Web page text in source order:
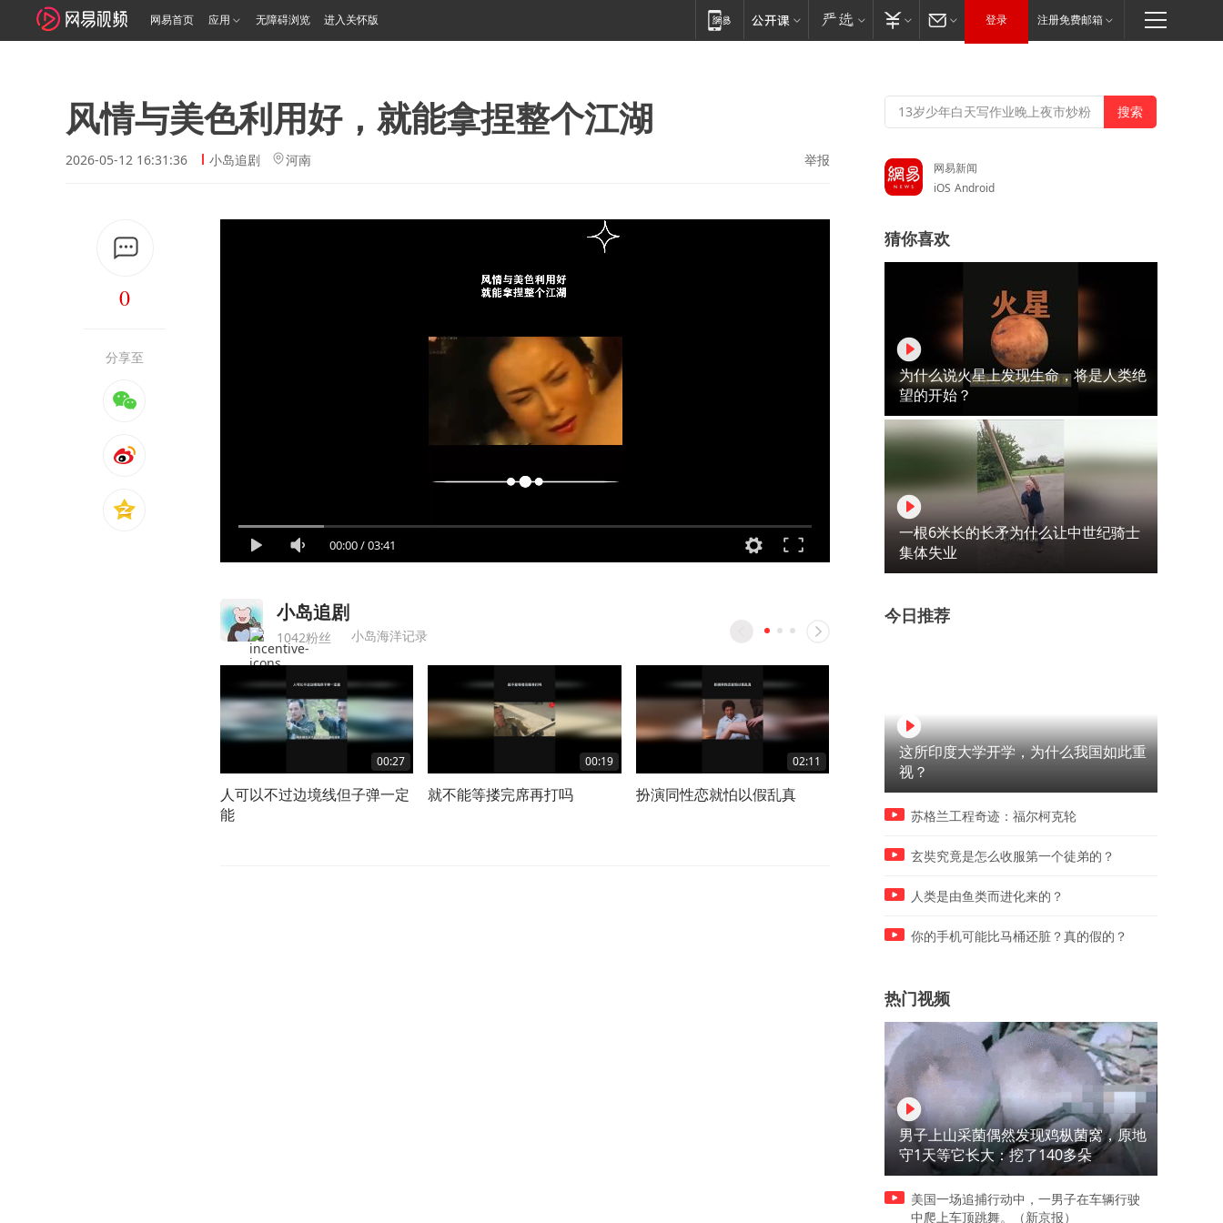
网易首页 应用 无障碍浏览 进入关怀版 登录 注册免费邮箱
风情与美色利用好，就能拿捏整个江湖
2026-05-12 16:31:36 小岛追剧 河南 举报
0
分享至
00:00/03:41
小岛追剧
1042粉丝 小岛海洋记录
00:27
人可以不过边境线但子弹一定
能
00:19
就不能等搂完席再打吗
02:11
扮演同性恋就怕以假乱真
01:08
行业不同吃饭的意思也不同 便宜铜匠不如便宜我
网易新闻
iOS Android
猜你喜欢
为什么说火星上发现生命，将是人类绝
望的开始？
一根6米长的长矛为什么让中世纪骑士
集体失业
今日推荐
这所印度大学开学，为什么我国如此重
视？
苏格兰工程奇迹：福尔柯克轮
玄奘究竟是怎么收服第一个徒弟的？
人类是由鱼类而进化来的？
你的手机可能比马桶还脏？真的假的？
热门视频
男子上山采菌偶然发现鸡枞菌窝，原地
守1天等它长大：挖了140多朵
美国一场追捕行动中，一男子在车辆行驶
中爬上车顶跳舞。（新京报）